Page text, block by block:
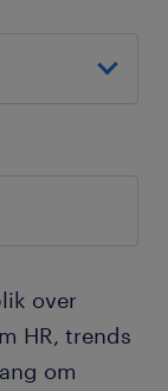
over
HR, trends
om